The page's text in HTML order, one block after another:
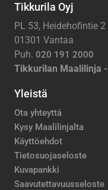
Tikkurila Oyj
PL 53, Heidehofintie 2
01301 Vantaa
Puh. 020 191 2000
Tikkurilan Maalilinja -
Yleistä
Ota yhteyttä
Kysy Maalilinjalta
Käyttöehdot
Tietosuojaseloste
Kuvapankki
Saavutettavuusseloste